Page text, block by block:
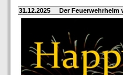
31.12.2025 Der